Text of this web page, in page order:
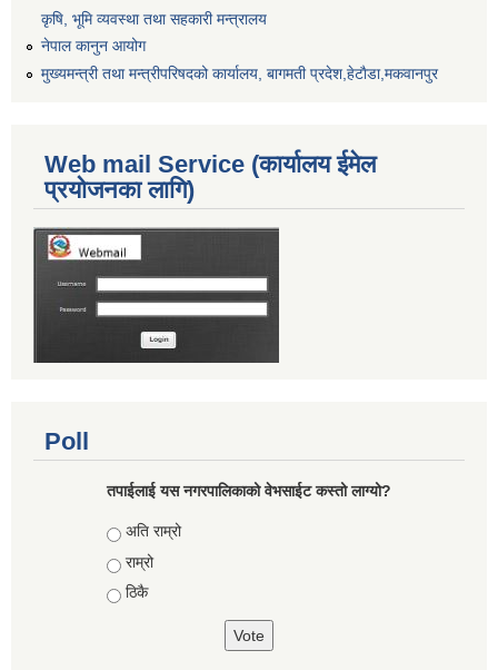
कृषि, भूमि व्यवस्था तथा सहकारी मन्त्रालय
नेपाल कानुन आयोग
मुख्यमन्त्री तथा मन्त्रीपरिषदको कार्यालय, बागमती प्रदेश,हेटाैडा,मकवानपुर
Web mail Service (कार्यालय ईमेल
प्रयोजनका लागि)
Poll
तपाईलाई यस नगरपालिकाको वेभसाईट कस्तो लाग्यो?
Choices
अति राम्रो
राम्रो
ठिकै